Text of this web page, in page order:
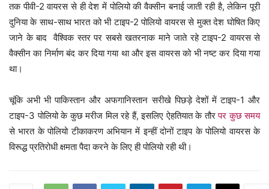
तक पीवी-2 वायरस से ही देश में पोलियो की वैक्सीन बनाई जाती रही है, लेकिन पूरी
दुनिया के साथ-साथ भारत को भी टाइप-2 पोलियो वायरस से मुक्त देश घोषित किए
जाने के बाद वैश्विक स्तर पर सबसे खतरनाक माने जाते रहे टाइप-2 वायरस से
वैक्सीन का निर्माण बंद कर दिया गया था और इस वायरस को भी नष्ट कर दिया गया
था।
चूंकि अभी भी पाकिस्तान और अफगानिस्तान सरीखे पिछड़े देशों में टाइप-1 और
टाइप-3 पोलियो के कुछ मरीज मिल रहे हैं, इसलिए ऐहतियात के तौरपर कुछ समय
से भारत के पोलियो टीकाकरण अभियान में इन्हीं दोनों टाइप के पोलियो वायरस के
विरूद्ध प्रतिरोधी क्षमता पैदा करने के लिए ही पोलियो रही थी।